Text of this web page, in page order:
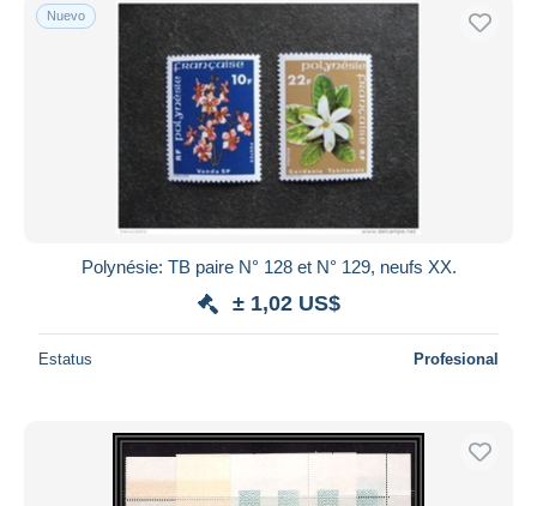
Nuevo
Polynésie: TB paire N° 128 et N° 129, neufs XX.
± 1,02 US$
Estatus Profesional